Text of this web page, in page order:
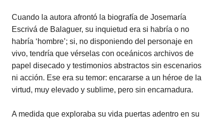
Cuando la autora afrontó la biografía de Josemaría
Escrivá de Balaguer, su inquietud era si habría o no
habría ‘hombre’; si, no disponiendo del personaje en
vivo, tendría que vérselas con oceánicos archivos de
papel disecado y testimonios abstractos sin escenarios
ni acción. Ese era su temor: encararse a un héroe de la
virtud, muy elevado y sublime, pero sin encarnadura.
A medida que exploraba su vida puertas adentro en su